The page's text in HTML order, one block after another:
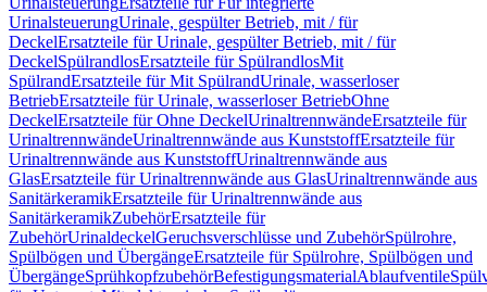
UrinalsteuerungUrinale, gespülter Betrieb, mit / für
DeckelErsatzteile für Urinale, gespülter Betrieb, mit / für
DeckelSpülrandlosErsatzteile für SpülrandlosMit
SpülrandErsatzteile für Mit SpülrandUrinale, wasserloser
BetriebErsatzteile für Urinale, wasserloser BetriebOhne
DeckelErsatzteile für Ohne DeckelUrinaltrennwändeErsatzteile für
UrinaltrennwändeUrinaltrennwände aus KunststoffErsatzteile für
Urinaltrennwände aus KunststoffUrinaltrennwände aus
GlasErsatzteile für Urinaltrennwände aus GlasUrinaltrennwände aus
SanitärkeramikErsatzteile für Urinaltrennwände aus
SanitärkeramikZubehörErsatzteile für
ZubehörUrinaldeckelGeruchsverschlüsse und ZubehörSpülrohre,
Spülbögen und ÜbergängeErsatzteile für Spülrohre, Spülbögen und
ÜbergängeSprühkopfzubehörBefestigungsmaterialAblaufventile